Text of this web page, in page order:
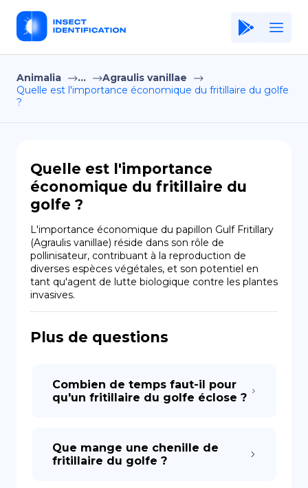
Home
Application
Privacy Policy
EN
DE
Animalia ...
Agraulis vanillae
Quelle est l'importance économique du fritillaire du golfe
?
Quelle est l'importance
économique du fritillaire du
golfe ?
L'importance économique du papillon Gulf Fritillary
(Agraulis vanillae) réside dans son rôle de
pollinisateur, contribuant à la reproduction de
diverses espèces végétales, et son potentiel en
tant qu'agent de lutte biologique contre les plantes
invasives.
Plus de questions
Combien de temps faut-il pour
qu'un fritillaire du golfe éclose ?
Que mange une chenille de
fritillaire du golfe ?